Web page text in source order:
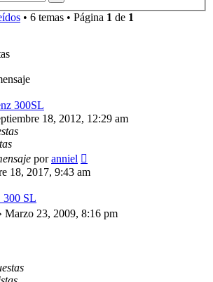
• 6 temas • Página 1 de 1
300SL
18, 2012, 12:29 am
poranniel
18, 2017, 9:43 am
SL
Marzo 23, 2009, 8:16 pm